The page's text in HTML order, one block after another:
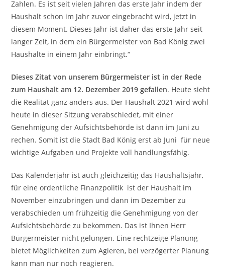
Zahlen. Es ist seit vielen Jahren das erste Jahr indem der
Haushalt schon im Jahr zuvor eingebracht wird, jetzt in
diesem Moment. Dieses Jahr ist daher das erste Jahr seit
langer Zeit, in dem ein Bürgermeister von Bad König zwei
Haushalte in einem Jahr einbringt.“
Dieses Zitat von unserem Bürgermeister ist in der Rede
zum Haushalt am 12. Dezember 2019 gefallen. Heute sieht
die Realität ganz anders aus. Der Haushalt 2021 wird wohl
heute in dieser Sitzung verabschiedet, mit einer
Genehmigung der Aufsichtsbehörde ist dann im Juni zu
rechen. Somit ist die Stadt Bad König erst ab Juni für neue
wichtige Aufgaben und Projekte voll handlungsfähig.
Das Kalenderjahr ist auch gleichzeitig das Haushaltsjahr,
für eine ordentliche Finanzpolitik ist der Haushalt im
November einzubringen und dann im Dezember zu
verabschieden um frühzeitig die Genehmigung von der
Aufsichtsbehörde zu bekommen. Das ist Ihnen Herr
Bürgermeister nicht gelungen. Eine rechtzeige Planung
bietet Möglichkeiten zum Agieren, bei verzögerter Planung
kann man nur noch reagieren.